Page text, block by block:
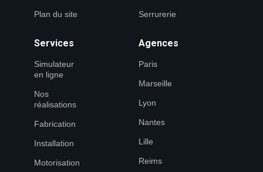
Plan du site Serrurerie
Services
Simulateur
en ligne
Nos
réalisations
Fabrication
Installation
Motorisation
Agences
Paris
Marseille
Lyon
Nantes
Lille
Reims